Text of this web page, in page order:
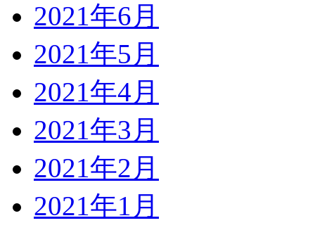
2021年6月
2021年5月
2021年4月
2021年3月
2021年2月
2021年1月